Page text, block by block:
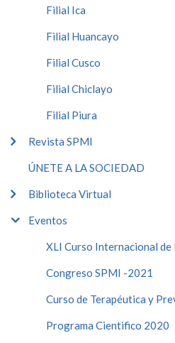
Filial Ica
Filial Huancayo
Filial Cusco
Filial Chiclayo
Filial Piura
Revista SPMI
ÚNETE A LA SOCIEDAD
Biblioteca Virtual
Eventos
XLI Curso Internacional
Congreso SPMI -2021
Curso de Terapéutica y
Programa Cientifico 2020